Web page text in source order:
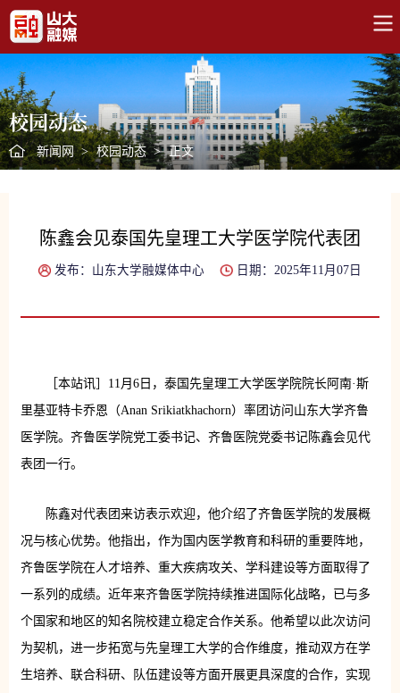
校园动态
新闻网 > 校园动态 > 正文
陈鑫会见泰国先皇理工大学医学院代表团
发布：山东大学融媒体中心 日期：2025年11月07日
［本站讯］11月6日，泰国先皇理工大学医学院院长阿南·斯
里基亚特卡乔恩（Anan Srikiatkhachorn）率团访问山东大学齐鲁
医学院。齐鲁医学院党工委书记、齐鲁医院党委书记陈鑫会见代
表团一行。
陈鑫对代表团来访表示欢迎，他介绍了齐鲁医学院的发展概
况与核心优势。他指出，作为国内医学教育和科研的重要阵地，
齐鲁医学院在人才培养、重大疾病攻关、学科建设等方面取得了
一系列的成绩。近年来齐鲁医学院持续推进国际化战略，已与多
个国家和地区的知名院校建立稳定合作关系。他希望以此次访问
为契机，进一步拓宽与先皇理工大学的合作维度，推动双方在学
生培养、联合科研、队伍建设等方面开展更具深度的合作，实现